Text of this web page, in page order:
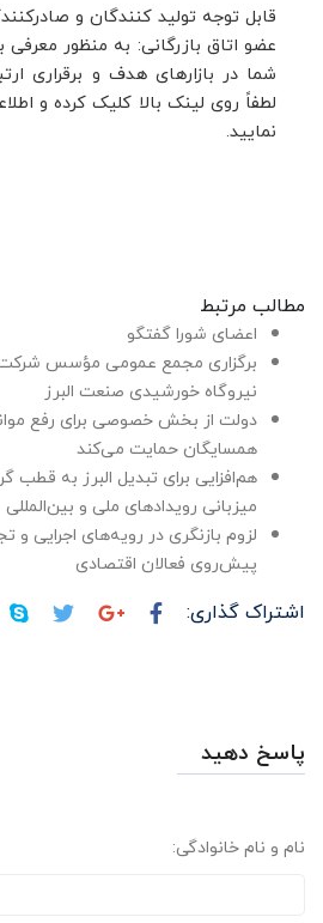
قابل توجه تولید کنندگان و
عضو اتاق بازرگانی: به منظور
شما در بازارهای هدف و برقراری
لطفاً روی لینک بالا کلیک کرده و
نمایید.
مطالب مرتبط
اعضای شورا گفتگو
برگزاری مجمع عمومی مؤسس
نیروگاه خورشیدی صنعت البرز
دولت از بخش خصوصی برای رفع
همسایگان حمایت می‌کند
هم‌افزایی برای تبدیل البرز به
میزبانی رویدادهای ملی و بین‌المللی
لزوم بازنگری در رویه‌های اجرایی و
پیش‌روی فعالان اقتصادی
اشتراک گذاری:
پاسخ دهید
نام و نام خانوادگی: